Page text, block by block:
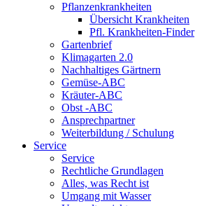
Pflanzenkrankheiten
Übersicht Krankheiten
Pfl. Krankheiten-Finder
Gartenbrief
Klimagarten 2.0
Nachhaltiges Gärtnern
Gemüse-ABC
Kräuter-ABC
Obst -ABC
Ansprechpartner
Weiterbildung / Schulung
Service
Service
Rechtliche Grundlagen
Alles, was Recht ist
Umgang mit Wasser